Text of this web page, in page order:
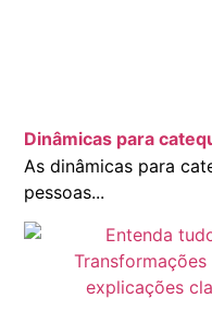
Dinâmicas para
As dinâmicas para
pessoas...